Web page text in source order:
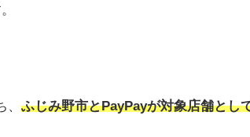
、ふじみ野市とPayPayが対象店舗とし